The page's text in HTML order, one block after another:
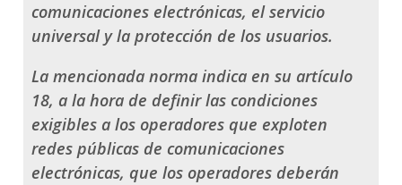
comunicaciones electrónicas, el servicio
universal y la protección de los usuarios.
La mencionada norma indica en su artículo
18, a la hora de definir las condiciones
exigibles a los operadores que exploten
redes públicas de comunicaciones
electrónicas, que los operadores deberán